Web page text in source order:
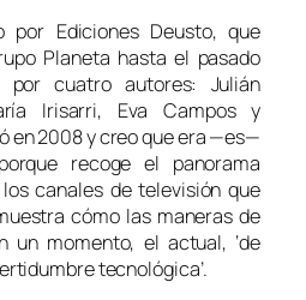
por Ediciones Deusto, que
Planeta hasta el pasado
cuatro autores: Julián
Irisarri, Eva Campos y
en 2008 y creo que era —es—
recoge el panorama
canales de televisión que
cómo las maneras de
un momento, el actual, ‘de
tecnológica’.